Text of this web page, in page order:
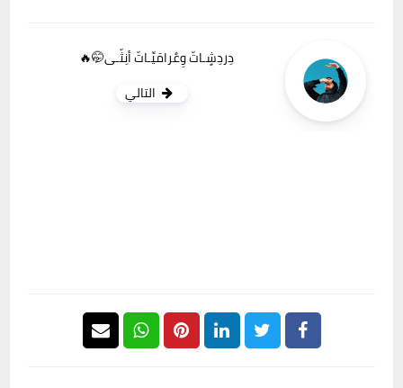
دِردِشٍـاتّ وِعٌرامَيِّـاتّ أنِثّـى🤭🔥
التالي